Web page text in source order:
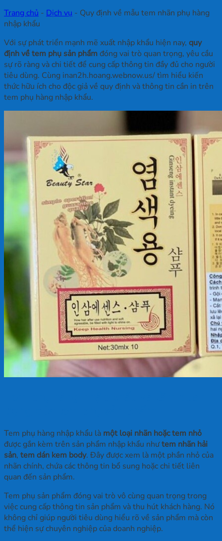
Trang chủ - Dịch vụ - Quy định về mẫu tem nhãn phụ hàng
nhập khẩu
Với sự phát triển mạnh mẽ xuất nhập khẩu hiện nay, quy
định về tem phụ sản phẩm đóng vai trò quan trọng, yêu cầu
sự rõ ràng và chi tiết để cung cấp thông tin đầy đủ cho người
tiêu dùng. Cùng inan2h.hoang.webnow.us/ tìm hiểu kiến
thức hữu ích cho độc giả về quy định và thông tin cần in trên
tem phụ hàng nhập khẩu.
Tem phụ hàng nhập khẩu là một loại nhãn hoặc tem nhỏ
được gắn kèm trên sản phẩm nhập khẩu nhưtem nhãn hải
sản, tem dán kem body. Đây được xem là một phần nhỏ của
nhãn chính, chứa các thông tin bổ sung hoặc chi tiết liên
quan đến sản phẩm.
Tem phụ sản phẩm đóng vai trò vô cùng quan trọng trong
việc cung cấp thông tin sản phẩm và thu hút khách hàng. Nó
không chỉ giúp người tiêu dùng hiểu rõ về sản phẩm mà còn
thể hiện sự chuyên nghiệp của doanh nghiệp.